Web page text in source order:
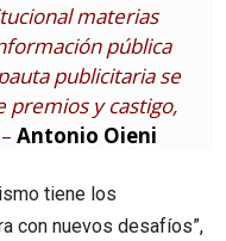
materias
pública
publicitaria se
premios y castigo,
– Antonio Oieni
tiene los
con nuevos desafíos”,